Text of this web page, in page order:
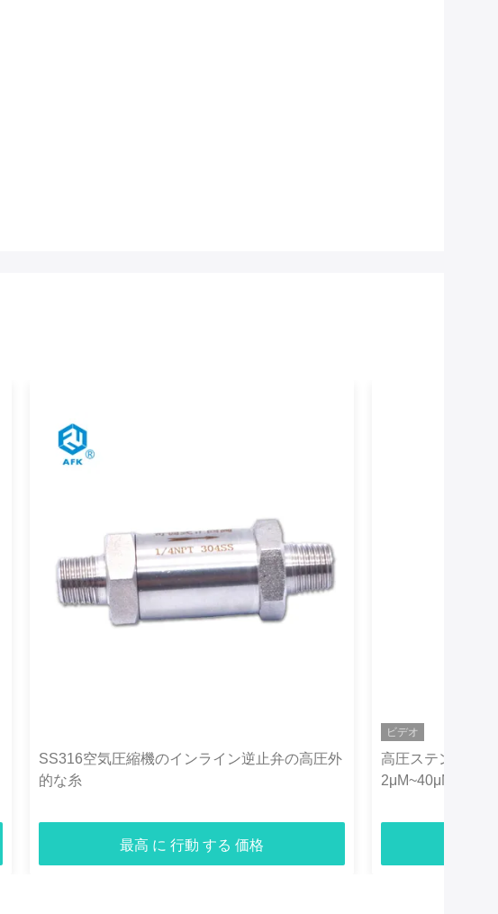
SS316空気圧縮機のインライン逆止弁の高圧外
的な糸
最高 に 行動 する 価格
ビデオ
高圧ステンレス
2μM~40μM